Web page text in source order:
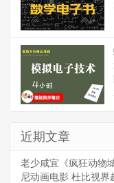
近期文章
老少咸宜《疯狂动物
尼动画电影 杜比视界